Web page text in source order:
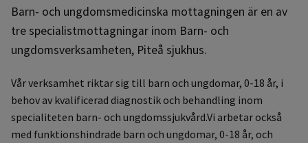
Barn- och ungdomsmedicinska mottagningen är en av
tre specialistmottagningar inom Barn- och
ungdomsverksamheten, Piteå sjukhus.
Vår verksamhet riktar sig till barn och ungdomar, 0-18 år, i
behov av kvalificerad diagnostik och behandling inom
specialiteten barn- och ungdomssjukvård.Vi arbetar också
med funktionshindrade barn och ungdomar, 0-18 år, och